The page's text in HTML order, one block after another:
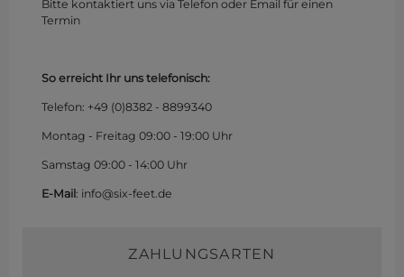
Bitte kontaktiert uns via Telefon oder Email für einen
Termin
So erreicht Ihr uns telefonisch:
Telefon: +49 (0)8382 - 8899340
Montag - Freitag 09:00 - 19:00 Uhr
Samstag 09:00 - 14:00 Uhr
E-Mail: info@six-feet.de
ZAHLUNGSARTEN